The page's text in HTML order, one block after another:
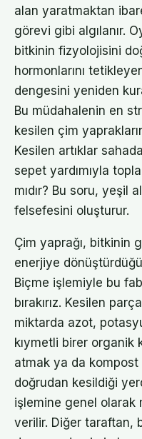
alan yaratmaktan
görevi gibi algılanır.
bitkinin fizyolojisini
hormonlarını
dengesini yeniden
Bu müdahalenin en
kesilen çim
Kesilen artıklar
sepet yardımıyla
mıdır? Bu soru, yeşil
felsefesini oluşturur.
Çim yaprağı, bitkinin
enerjiye
Biçme işlemiyle bu
bırakırız. Kesilen
miktarda azot,
kıymetli birer organik
atmak ya da kompost
doğrudan kesildiği
işlemine genel olarak
verilir. Diğer taraftan,